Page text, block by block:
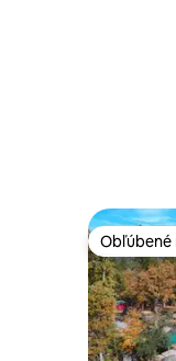
Obľúbené